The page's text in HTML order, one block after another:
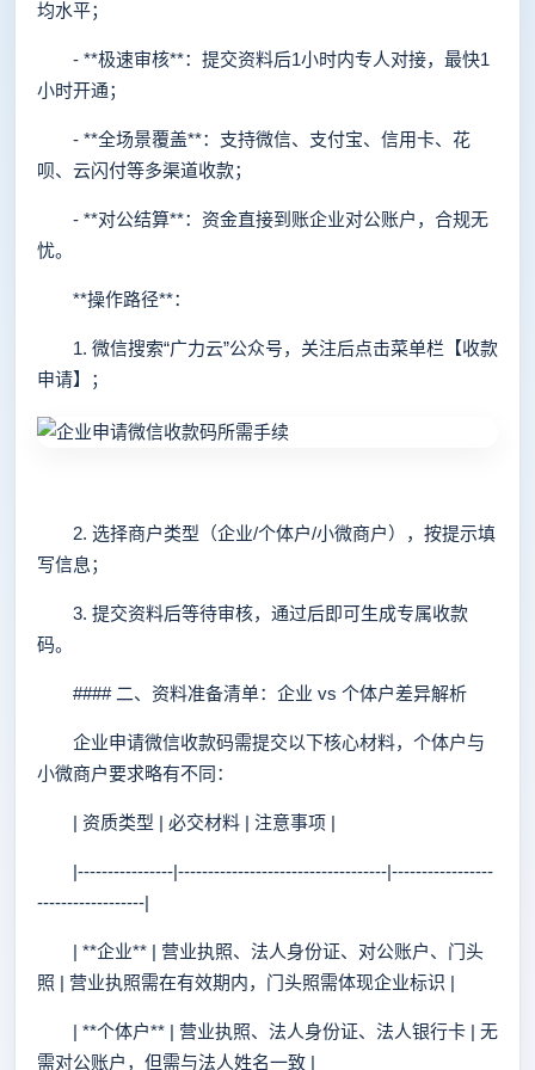
均水平；
- **极速审核**：提交资料后1小时内专人对接，最快1
小时开通；
- **全场景覆盖**：支持微信、支付宝、信用卡、花
呗、云闪付等多渠道收款；
- **对公结算**：资金直接到账企业对公账户，合规无
忧。
**操作路径**：
1. 微信搜索“广力云”公众号，关注后点击菜单栏【收款
申请】；
2. 选择商户类型（企业/个体户/小微商户），按提示填
写信息；
3. 提交资料后等待审核，通过后即可生成专属收款
码。
#### 二、资料准备清单：企业 vs 个体户差异解析
企业申请微信收款码需提交以下核心材料，个体户与
小微商户要求略有不同：
| 资质类型 | 必交材料 | 注意事项 |
|----------------|-----------------------------------|-----------------
------------------|
| **企业** | 营业执照、法人身份证、对公账户、门头
照 | 营业执照需在有效期内，门头照需体现企业标识 |
| **个体户** | 营业执照、法人身份证、法人银行卡 | 无
需对公账户，但需与法人姓名一致 |